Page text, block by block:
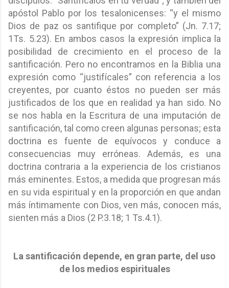
apóstol Pablo por los tesalonicenses: “y el mismo
Dios de paz os santifique por completo” (Jn. 7.17;
1Ts. 5.23). En ambos casos la expresión implica la
posibilidad de crecimiento en el proceso de la
santificación. Pero no encontramos en la Biblia una
expresión como “justifícales” con referencia a los
creyentes, por cuanto éstos no pueden ser más
justificados de los que en realidad ya han sido. No
se nos habla en la Escritura de una imputación de
santificación, tal como creen algunas personas; esta
doctrina es fuente de equívocos y conduce a
consecuencias muy erróneas. Además, es una
doctrina contraria a la experiencia de los cristianos
más eminentes. Estos, a medida que progresan más
en su vida espiritual y en la proporción en que andan
más íntimamente con Dios, ven más, conocen más,
sienten más a Dios (2 P.3.18; 1 Ts.4.1).
La santificación depende, en gran parte, del uso
de los medios espirituales